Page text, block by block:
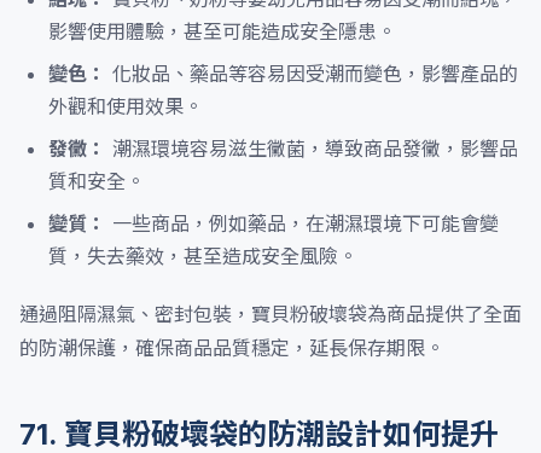
影響使用體驗，甚至可能造成安全隱患。
變色： 化妝品、藥品等容易因受潮而變色，影響產品的
外觀和使用效果。
發黴： 潮濕環境容易滋生黴菌，導致商品發黴，影響品
質和安全。
變質：
一些商品，例如藥品，在潮濕環境下可能會變
質，失去藥效，甚至造成安全風險。
通過阻隔濕氣、密封包裝，寶貝粉破壞袋為商品提供了全面
的防潮保護，確保商品品質穩定，延長保存期限。
71. 寶貝粉破壞袋的防潮設計如何提升